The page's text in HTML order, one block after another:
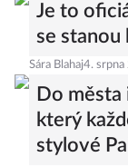
Je to
se stanou
Sára Blahaj4.
Do města
který
stylové